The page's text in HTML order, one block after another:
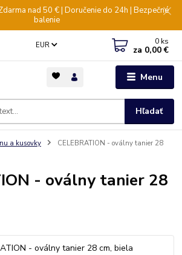
nad 50 € | Doručenie do 24h | Bezpečné
balenie
Menu
EUR
Hľadať
0 ks
za 0,00 €
a kusovky
CELEBRATION - oválny tanier 28
- oválny tanier 28